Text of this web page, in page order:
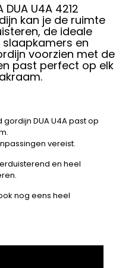
DUA U4A 4212
kan je de ruimte
de ideale
en
voorzien met de
past perfect op elk
gordijn DUA U4A past op
vereist.
en heel
nog eens heel